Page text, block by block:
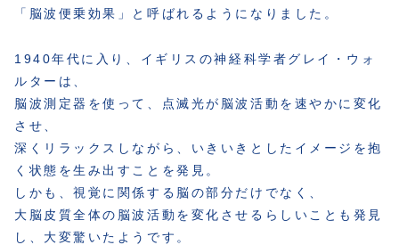
「脳波便乗効果」と呼ばれるようになりました。
1940年代に入り、イギリスの神経科学者グレイ・ウォ
ルターは、
脳波測定器を使って、点滅光が脳波活動を速やかに変化
させ、
深くリラックスしながら、いきいきとしたイメージを抱
く状態を生み出すことを発見。
しかも、視覚に関係する脳の部分だけでなく、
大脳皮質全体の脳波活動を変化させるらしいことも発見
し、大変驚いたようです。